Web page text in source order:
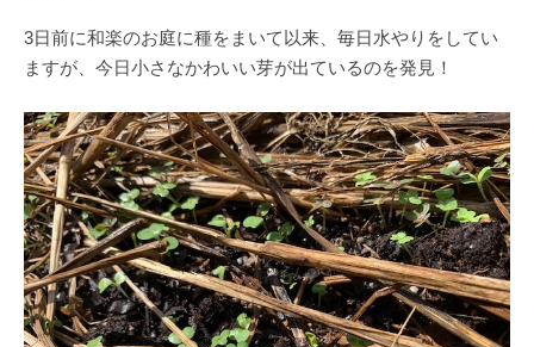
3日前に和楽のお庭に種をまいて以来、毎日水やりをしてい
ますが、今日小さなかわいい芽が出ているのを発見！